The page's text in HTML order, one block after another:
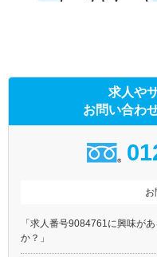
求人や
お問い合わ
お
「求人番号9084761に興味が
か？」